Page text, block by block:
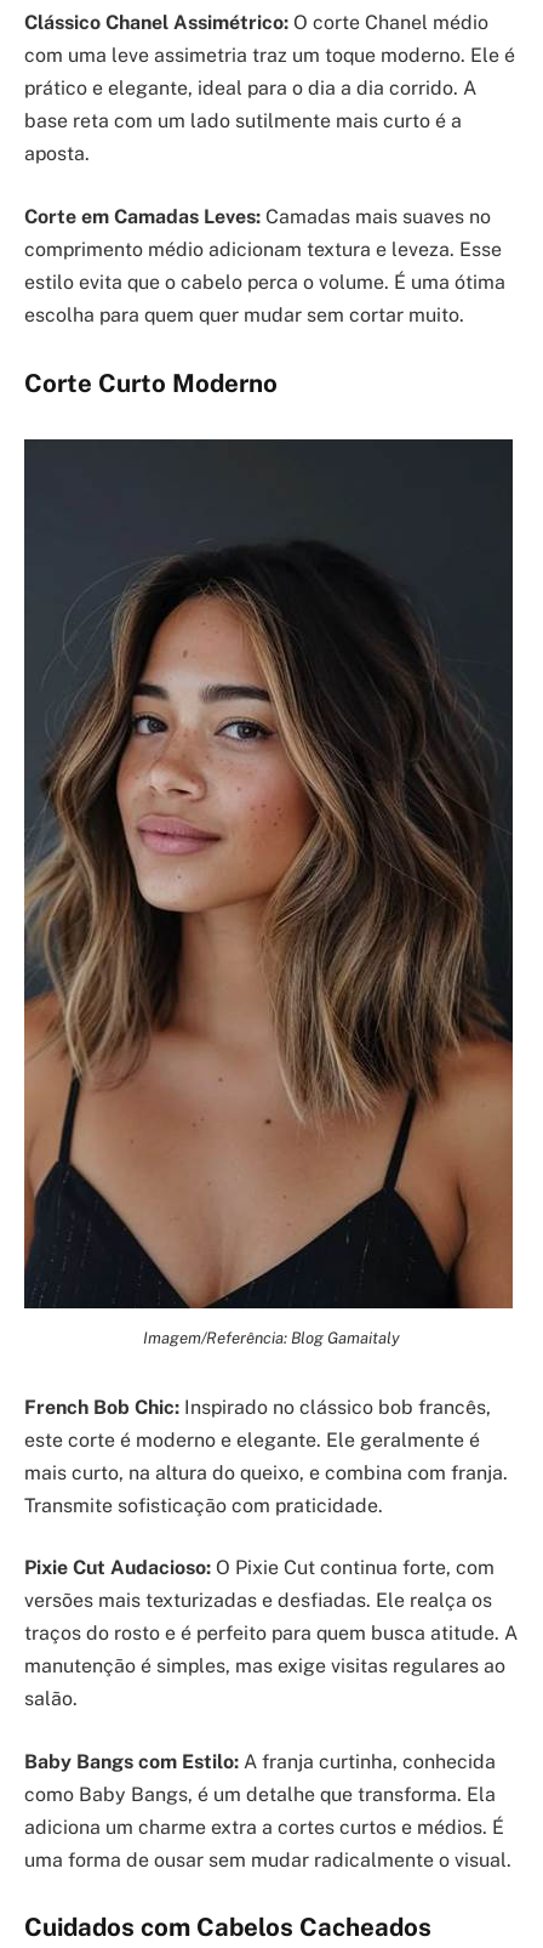
Clássico Chanel Assimétrico: O corte Chanel médio
com uma leve assimetria traz um toque moderno. Ele é
prático e elegante, ideal para o dia a dia corrido. A
base reta com um lado sutilmente mais curto é a
aposta.
Corte em Camadas Leves: Camadas mais suaves no
comprimento médio adicionam textura e leveza. Esse
estilo evita que o cabelo perca o volume. É uma ótima
escolha para quem quer mudar sem cortar muito.
Corte Curto Moderno
Imagem/Referência: Blog Gamaitaly
French Bob Chic: Inspirado no clássico bob francês,
este corte é moderno e elegante. Ele geralmente é
mais curto, na altura do queixo, e combina com franja.
Transmite sofisticação com praticidade.
Pixie Cut Audacioso: O Pixie Cut continua forte, com
versões mais texturizadas e desfiadas. Ele realça os
traços do rosto e é perfeito para quem busca atitude. A
manutenção é simples, mas exige visitas regulares ao
salão.
Baby Bangs com Estilo: A franja curtinha, conhecida
como Baby Bangs, é um detalhe que transforma. Ela
adiciona um charme extra a cortes curtos e médios. É
uma forma de ousar sem mudar radicalmente o visual.
Cuidados com Cabelos Cacheados